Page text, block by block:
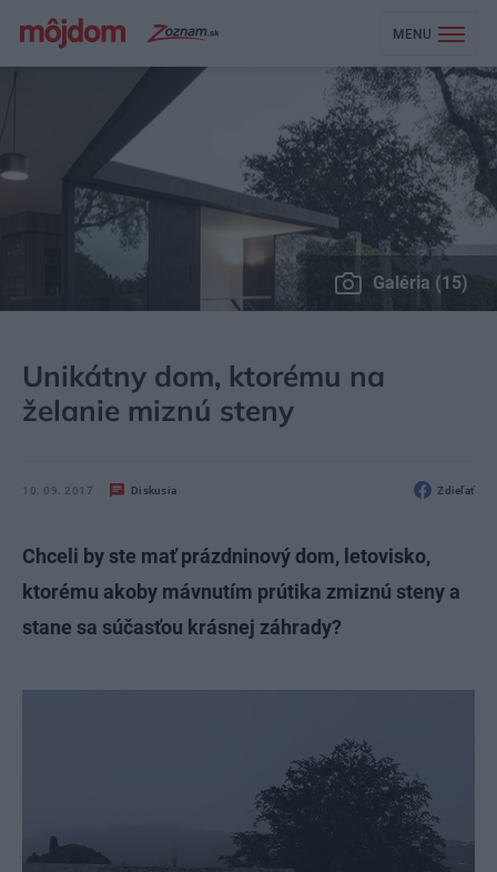
MENU
Galéria (15)
Unikátny dom, ktorému na
želanie miznú steny
10. 09. 2017 Diskusia Zdieľať
Chceli by ste mať prázdninový dom, letovisko,
ktorému akoby mávnutím prútika zmiznú steny a
stane sa súčasťou krásnej záhrady?